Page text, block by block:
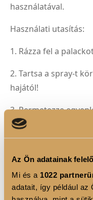
Az Ön adatainak
Mi és a 1022
adatait, így például az
használatával.
Használati utasítás:
1. Rázza fel a
2. Tartsa a spray-t
hajától!
3. Permetezze
figyelmet fordítva a
hogy ultraerős